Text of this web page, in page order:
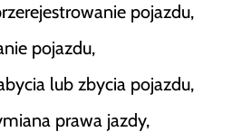
pojazdu,
pojazdu,
lub zbycia pojazdu,
prawa jazdy,